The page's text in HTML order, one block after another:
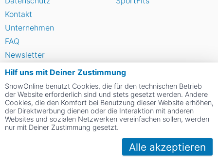
Hilf uns mit Deiner Zustimmung
SnowOnline benutzt Cookies, die für den technischen Betrieb
der Website erforderlich sind und stets gesetzt werden. Andere
Cookies, die den Komfort bei Benutzung dieser Website erhöhen,
der Direktwerbung dienen oder die Interaktion mit anderen
Websites und sozialen Netzwerken vereinfachen sollen, werden
nur mit Deiner Zustimmung gesetzt.
Alle akzeptieren
Kontakt
Unternehmen
FAQ
Newsletter
Widget
Umfragen
Skigebiet bewerten
Social Web